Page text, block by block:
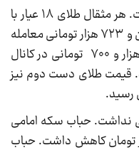
قیمت طلا روز پنجشنبه افزایش داشت. هر مثقال طلای ۱۸ عیار با
رشد ۵۷ هزار تومانی با رقم ۱۷ میلیون و ۷۲۳ هزار تومانی معامله
شد. هر گرم طلای ۱۸ عیار با رشد ۱۱ هزار و ۷۰۰ تومانی در کانال
ایستاد. قیمت طلای دست دوم نیز
نداشت. حباب سکه امامی
تومان و سکه گرمی ۳۶ هزار تومان کاهش داشت. حباب